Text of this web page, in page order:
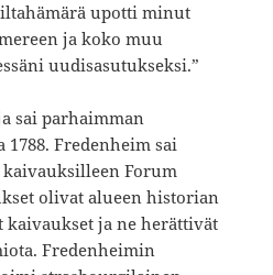
upotti minut
ja koko muu
uudisasutukseksi.”
sai parhaimman
Fredenheim sai
Forum
olivat alueen historian
kaivaukset ja ne herättivät
Fredenheimin